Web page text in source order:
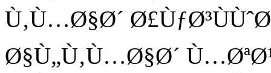
Ù‚Ù…Ø§Ø´
Ø§Ù„Ù‚Ù…Ø§Ø´